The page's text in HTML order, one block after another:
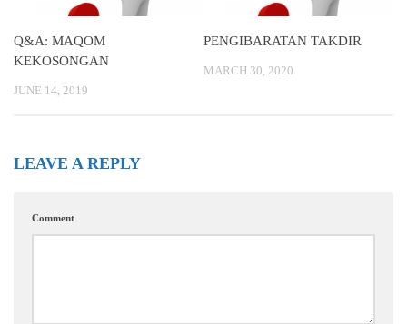
Q&A: MAQOM
KEKOSONGAN
JUNE 14, 2019
PENGIBARATAN TAKDIR
MARCH 30, 2020
LEAVE A REPLY
Comment